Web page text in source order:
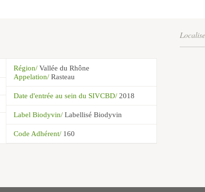
Région/ Vallée du Rhône
Appelation/ Rasteau
Date d'entrée au sein du SIVCBD/ 2018
Label Biodyvin/ Labellisé Biodyvin
Code Adhérent/ 160